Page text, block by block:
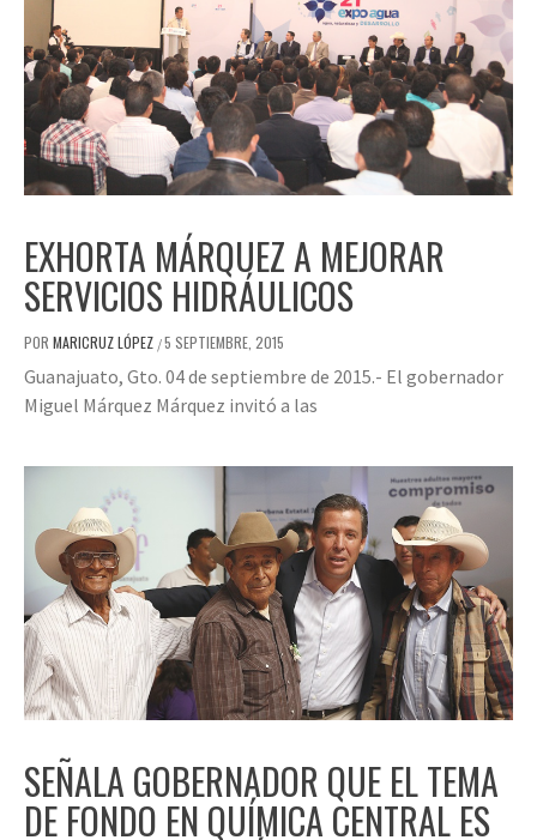
EXHORTA MÁRQUEZ A MEJORAR
SERVICIOS HIDRÁULICOS
POR MARICRUZ LÓPEZ /5 SEPTIEMBRE, 2015
Guanajuato, Gto. 04 de septiembre de 2015.- El gobernador
Miguel Márquez Márquez invitó a las
SEÑALA GOBERNADOR QUE EL TEMA
DE FONDO EN QUÍMICA CENTRAL ES